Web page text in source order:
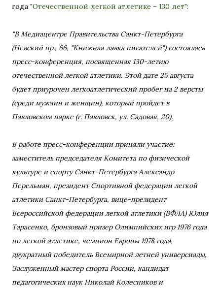
года "Отечественной легкой атлетике – 130 лет":
"В Медиацентре Правительства Санкт-Петербурга
(Невский пр., 66, "Книжная лавка писателей") состоялась
пресс-конференция, посвященная 130-летию
отечественной легкой атлетики. Этой дате 25 августа
будет приурочен легкоатлетический пробег на 2 версты
(среди мужчин и женщин), который пройдет в
Павловском парке (г. Павловск, ул. Садовая, 20).
В работе пресс-конференции приняли участие:
заместитель председателя Комитета по физической
культуре и спорту Санкт-Петербурга Александр
Перельман, президент Спортивной федерации легкой
атлетики Санкт-Петербурга, вице-президент
Всероссийской федерации легкой атлетики (ВФЛА) Юлия
Тарасенко, бронзовый призер Олимпийских игр 1976 года
по легкой атлетике, чемпион Европы 1978 года,
двукратный победитель Всемирной летней универсиады,
Заслуженный мастер спорта России, кандидат
педагогических наук Николай Колесников и